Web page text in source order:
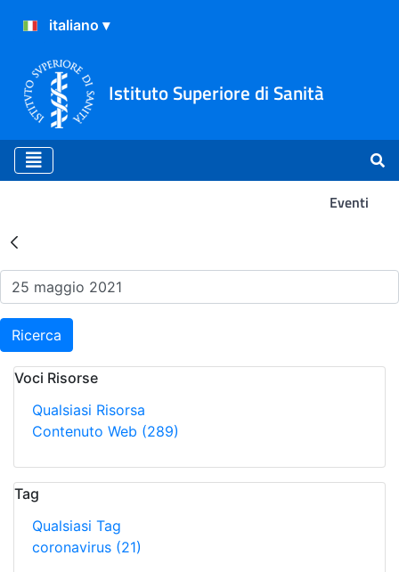
Istituto Superiore di Sanità
Eventi
Risultati della Ricerca -
Ricerca
Voci Risorse
Qualsiasi Risorsa
Contenuto Web (289)
Tag
Qualsiasi Tag
coronavirus (21)